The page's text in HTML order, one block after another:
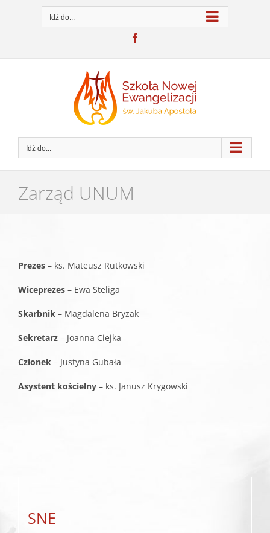
zawartości
Idź do...
Idź do...
Zarząd UNUM
Prezes – ks. Mateusz Rutkowski
Wiceprezes – Ewa Steliga
Skarbnik – Magdalena Bryzak
Sekretarz – Joanna Ciejka
Członek – Justyna Gubała
Asystent kościelny – ks. Janusz Krygowski
SNE